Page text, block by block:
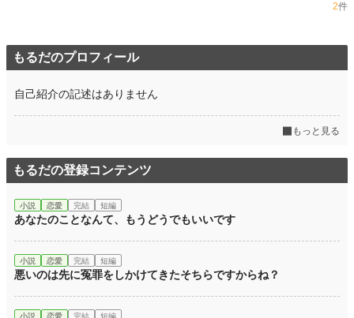
2件
もるだのプロフィール
自己紹介の記述はありません
もっと見る
もるだの登録コンテンツ
小説 恋愛 完結 短編
あなたのことなんて、もうどうでもいいです
小説 恋愛 完結 短編
悪いのは先に冤罪をしかけてきたそちらですからね？
小説 恋愛 完結 短編